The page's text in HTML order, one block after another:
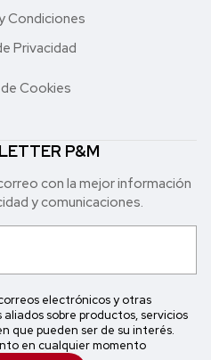
Condiciones
Privacidad
Cookies
P&M
con la mejor in formación
y comunicaciones.
electrónicos y otras
aliados sobre productos, servicios
que pueden ser de su interés.
en cualquier momento